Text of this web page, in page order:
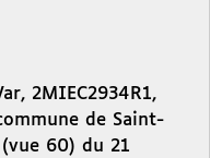
2MIEC2934R1,
de Saint-
60) du 21